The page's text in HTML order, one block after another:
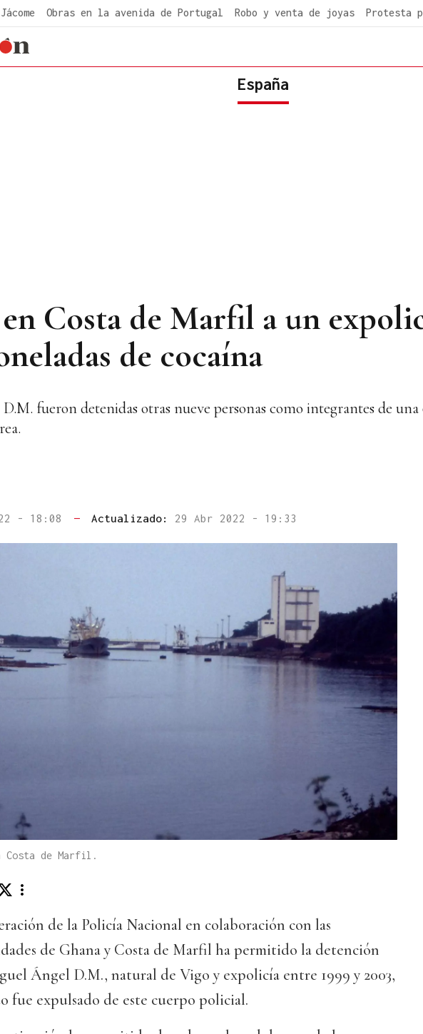
Obras en la avenida de Portugal Robo y venta de joyas Protesta
España
Costa de Marfil a un
de cocaína
fueron detenidas otras nueve personas como integrantes de
- 18:08 — Actualizado: 29 Abr 2022 - 19:33
Costa de Marfil.
de la Policía Nacional en colaboración con las
de Ghana y Costa de Marfil ha permitido la detención
Ángel D.M., natural de Vigo y expolicía entre 1999 y 2003,
fue expulsado de este cuerpo policial.